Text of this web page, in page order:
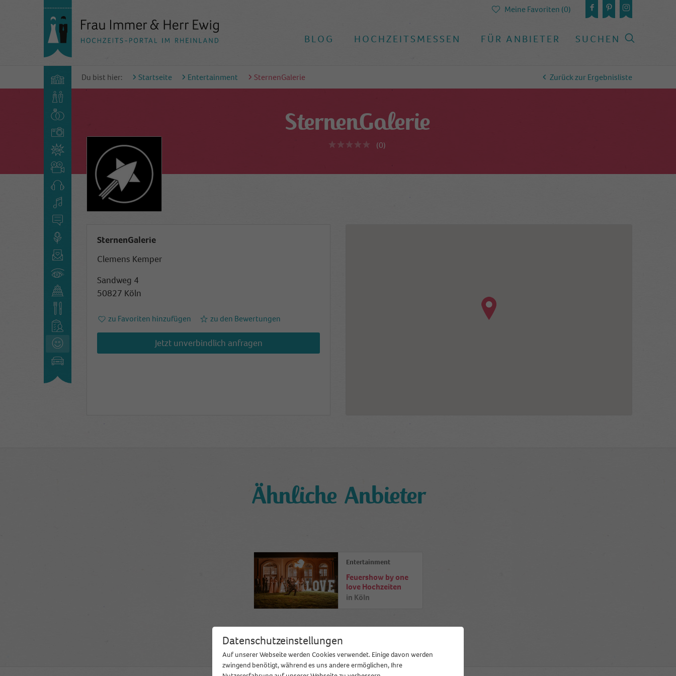
BLOG HOCHZEITSMESSEN FÜR ANBIETER SUCHEN
Meine Favoriten (0)
Du bist hier: Startseite Entertainment SternenGalerie Zurück zur Ergebnisliste
SternenGalerie
(0)
SternenGalerie
Clemens Kemper
Sandweg 4
50827 Köln
zu Favoriten hinzufügen zu den Bewertungen
Jetzt unverbindlich anfragen
Ähnliche Anbieter
Entertainment
Feuershow by one
love Hochzeiten
in Köln
Datenschutzeinstellungen
Auf unserer Webseite werden Cookies verwendet. Einige davon werden
zwingend benötigt, während es uns andere ermöglichen, Ihre